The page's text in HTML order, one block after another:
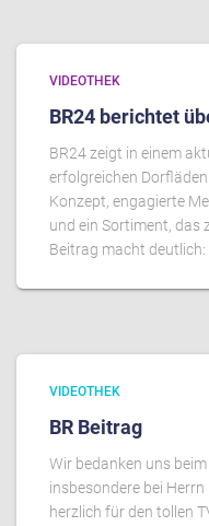
VIDEOTHEK
BR24 berichtet
BR24 zeigt in einem
erfolgreichen
Konzept, engagierte
und ein Sortiment, das
Beitrag macht
VIDEOTHEK
BR Beitrag
Wir bedanken uns
insbesondere bei
herzlich für den tollen